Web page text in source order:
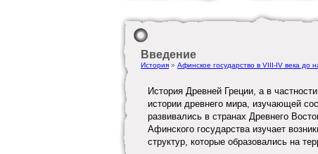
Введение
История » Афинское государство в VIII-IV века до
История Древней Греции, а в
истории древнего мира, изучающей
развивались в странах Древнего
Афинского государства изучает
структур, которые образовались на